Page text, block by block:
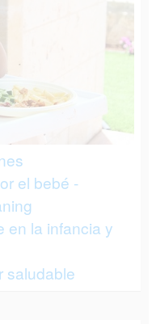
el bebé -
en la infancia y
saludable